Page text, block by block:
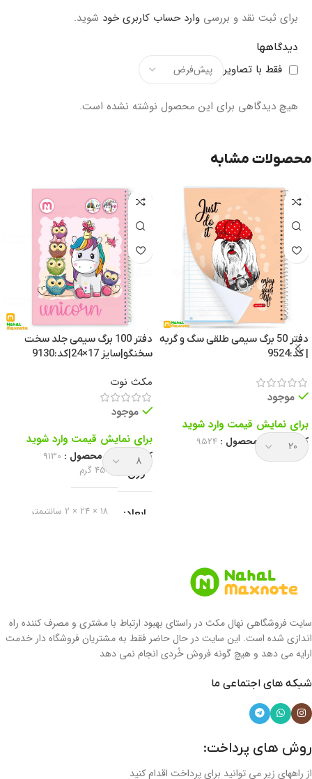
دیدگاهها
فقط با تصاویر
هیچ دیدگاهی برای این محصول نوشته نشده است.
برای ثبت نقد و بررسی وارد حساب کاربری خود شوید.
محصولات مشابه
دفتر 50 برگ سیمی طلقی سگ و گربه
| کد:9524
موجود
برای نمایش قیمت وارد شوید
کد انحصاری محصول : 9524
دفتر 100 برگ سیمی جلد سخت
سخنگو|سایز 17×24|کد:9130
مکث نوت
موجود
برای نمایش قیمت وارد شوید
کد انحصاری محصول : 9130
وزن 450 گرم
ابعاد 18 × 24 × 2 سانتیمتر
نوع جلد جلد سخت
سایت فروشگاهی نهال مکث در راستای بهبود ارتباط با مشتری و مصرف کننده راه
اندازی شده است. این سایت در حال حاضر فقط به مشتریان فروشگاه دار خدمت
ارایه می دهد و هیچ گونه فروش خُردی انجام نمی دهد
شبکه های اجتماعی ما
روش های پرداخت:
از راههای زیر می توانید برای پرداخت اقدام کنید